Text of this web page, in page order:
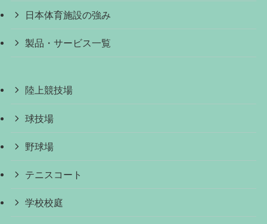
日本体育施設の強み
製品・サービス一覧
陸上競技場
球技場
野球場
テニスコート
学校校庭